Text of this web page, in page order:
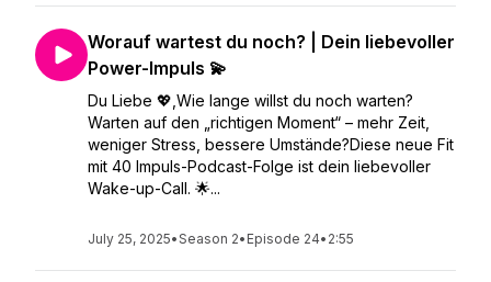
Worauf wartest du noch? | Dein liebevoller
Power-Impuls 💫
Du Liebe 💖,Wie lange willst du noch warten?
Warten auf den „richtigen Moment“ – mehr Zeit,
weniger Stress, bessere Umstände?Diese neue Fit
mit 40 Impuls-Podcast-Folge ist dein liebevoller
Wake-up-Call. 🌟...
July 25, 2025•Season 2• Episode 24• 2:55